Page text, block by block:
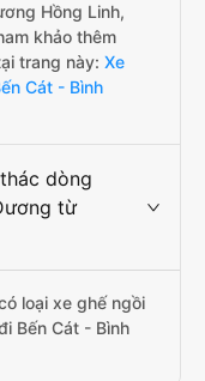
Hồng Linh,
khảo thêm
trang này: Xe
Cát - Bình
dòng
từ
loại xe ghế ngồi
Bến Cát - Bình